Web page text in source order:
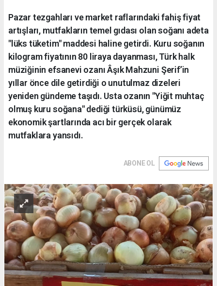
Pazar tezgahları ve market raflarındaki fahiş fiyat
artışları, mutfakların temel gıdası olan soğanı adeta
"lüks tüketim" maddesi haline getirdi. Kuru soğanın
kilogram fiyatının 80 liraya dayanması, Türk halk
müziğinin efsanevi ozanı Âşık Mahzuni Şerif’in
yıllar önce dile getirdiği o unutulmaz dizeleri
yeniden gündeme taşıdı. Usta ozanın "Yiğit muhtaç
olmuş kuru soğana" dediği türküsü, günümüz
ekonomik şartlarında acı bir gerçek olarak
mutfaklara yansıdı.
ABONE OL